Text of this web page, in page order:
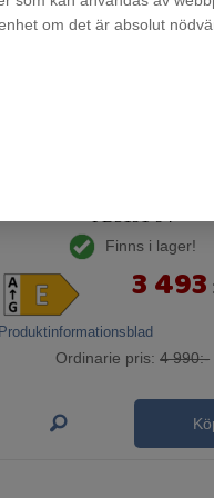
om det är absolut
Finns i lager!
Produktinformationsblad
3 493
Ordinarie pris: 4 990:-